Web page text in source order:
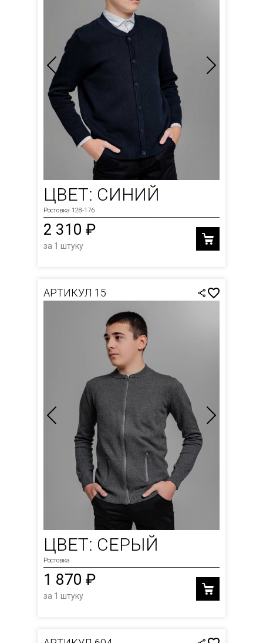
ЦВЕТ: СИНИЙ
Ростовка 128-176
2 310 ₽
за 1 штуку
АРТИКУЛ 15
ЦВЕТ: СЕРЫЙ
Ростовка
1 870 ₽
за 1 штуку